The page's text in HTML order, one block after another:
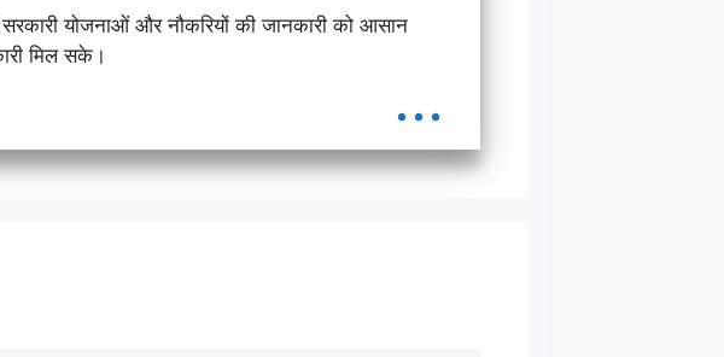
योजनाओं और नौकरियों की जानकारी को आसान
मिल सके।
...